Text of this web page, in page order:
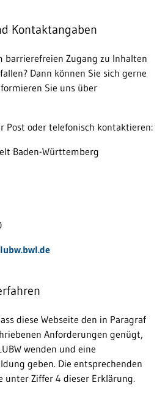
Kontaktangaben
barrierefreien Zugang zu Inhalten
Dann können Sie sich gerne
Sie uns über
Post oder telefonisch kontaktieren:
Baden-Württemberg
diese Webseite den in Paragraf
Anforderungen genügt,
wenden und eine
geben. Die entsprechenden
unter Ziffer 4 dieser Erklärung.